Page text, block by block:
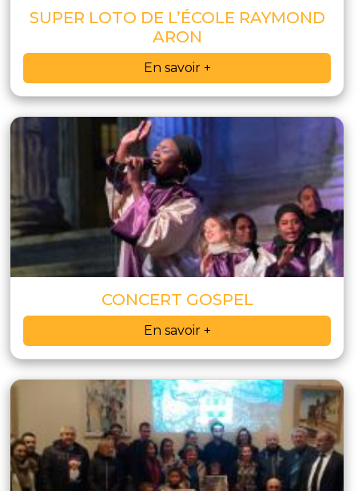
SUPER LOTO DE L’ÉCOLE RAYMOND
ARON
En savoir +
CONCERT GOSPEL
En savoir +